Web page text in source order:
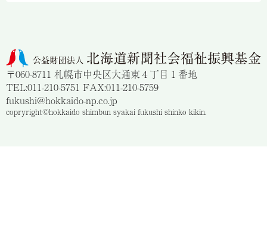
〒060-8711 札幌市中央区大通東４丁目１番地
TEL:011-210-5751 FAX:011-210-5759
fukushi@hokkaido-np.co.jp
copryright©hokkaido shimbun syakai fukushi shinko kikin.